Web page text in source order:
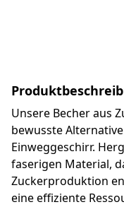
Unsere Becher aus
bewusste
Einweggeschirr.
faserigen Material,
Zuckerproduktion
eine effiziente